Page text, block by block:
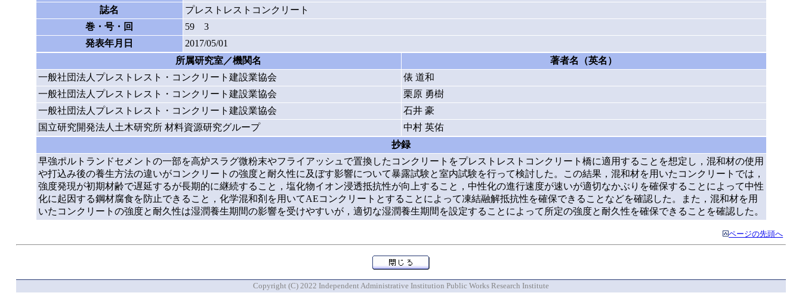
誌名
プレストレストコンクリート
巻・号・回
59 3
発表年月日
2017/05/01
所属研究室／機関名
著者名（英名）
一般社団法人プレストレスト・コンクリート建設業協会
俵 道和
一般社団法人プレストレスト・コンクリート建設業協会
栗原 勇樹
一般社団法人プレストレスト・コンクリート建設業協会
石井 豪
国立研究開発法人土木研究所 材料資源研究グループ
中村 英佑
抄録
早強ポルトランドセメントの一部を高炉スラグ微粉末やフライアッシュで置換したコンクリートをプレストレストコンクリート橋に適用することを想定し，混和材の使用
や打込み後の養生方法の違いがコンクリートの強度と耐久性に及ぼす影響について暴露試験と室内試験を行って検討した。この結果，混和材を用いたコンクリートでは，
強度発現が初期材齢で遅延するが長期的に継続すること，塩化物イオン浸透抵抗性が向上すること，中性化の進行速度が速いが適切なかぶりを確保することによって中性
化に起因する鋼材腐食を防止できること，化学混和剤を用いてAEコンクリートとすることによって凍結融解抵抗性を確保できることなどを確認した。また，混和材を用
いたコンクリートの強度と耐久性は湿潤養生期間の影響を受けやすいが，適切な湿潤養生期間を設定することによって所定の強度と耐久性を確保できることを確認した。
ページの先頭へ
Copyright (C) 2022 Independent Administrative Institution Public Works Research Institute